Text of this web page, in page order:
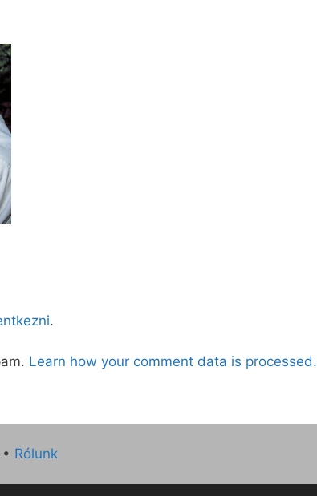
.
Learn how your comment data is processed.
• Rólunk